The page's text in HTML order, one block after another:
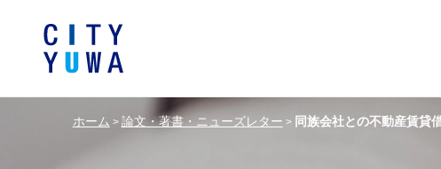
ホーム > 論文・著書・ニューズレター > 同族会社との不動産賃貸